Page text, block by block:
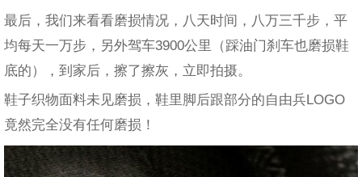
最后，我们来看看磨损情况，八天时间，八万三千步，平
均每天一万步，另外驾车3900公里（踩油门刹车也磨损鞋
底的），到家后，擦了擦灰，立即拍摄。
鞋子织物面料未见磨损，鞋里脚后跟部分的自由兵LOGO
竟然完全没有任何磨损！